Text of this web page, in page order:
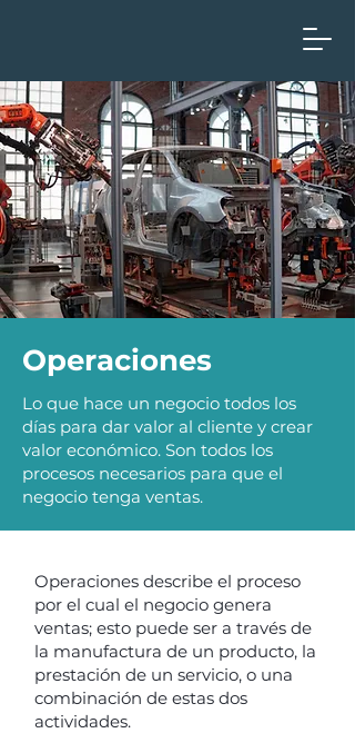
Operaciones
Lo que hace un negocio todos los
días para dar valor al cliente y crear
valor económico. Son todos los
procesos necesarios para que el
negocio tenga ventas.
Operaciones describe el proceso
por el cual el negocio genera
ventas; esto puede ser a través de
la manufactura de un producto, la
prestación de un servicio, o una
combinación de estas dos
actividades.